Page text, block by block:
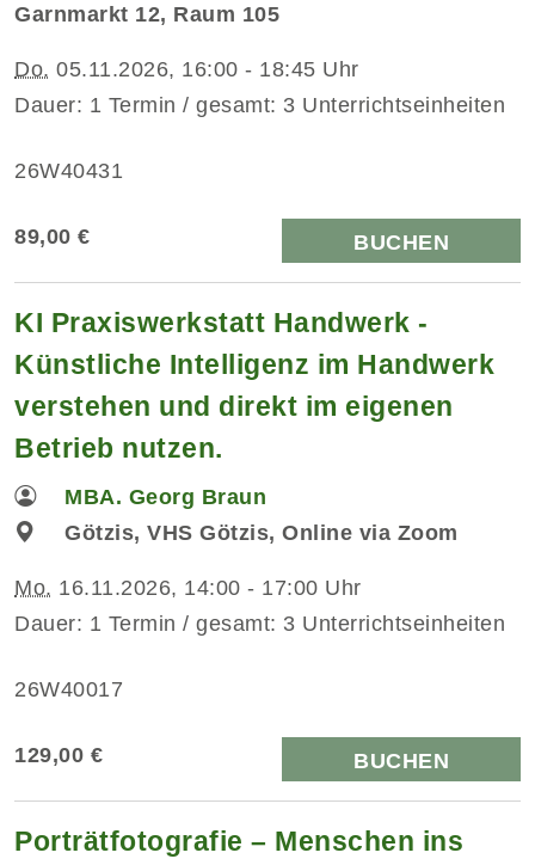
Garnmarkt 12, Raum 105
Do. 05.11.2026, 16:00 - 18:45 Uhr
Dauer: 1 Termin / gesamt: 3 Unterrichtseinheiten
26W40431
89,00 € BUCHEN
KI Praxiswerkstatt Handwerk -
Künstliche Intelligenz im Handwerk
verstehen und direkt im eigenen
Betrieb nutzen.
MBA. Georg Braun
Götzis, VHS Götzis, Online via Zoom
Mo. 16.11.2026, 14:00 - 17:00 Uhr
Dauer: 1 Termin / gesamt: 3 Unterrichtseinheiten
26W40017
129,00 € BUCHEN
Porträtfotografie – Menschen ins